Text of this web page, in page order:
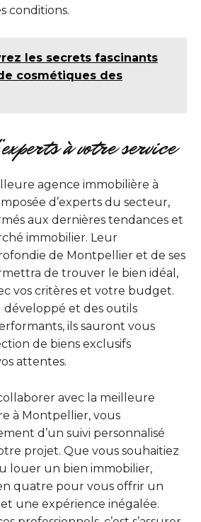
conditions.
les secrets fascinants
cosmétiques des
à votre service
agence immobilière à
d’experts du secteur,
aux dernières tendances et
immobilier. Leur
de Montpellier et de ses
de trouver le bien idéal,
vos critères et votre budget.
développé et des outils
ils sauront vous
de biens exclusifs
attentes.
avec la meilleure
à Montpellier, vous
d’un suivi personnalisé
projet. Que vous souhaitiez
louer un bien immobilier,
en quatre pour vous offrir un
une expérience inégalée.